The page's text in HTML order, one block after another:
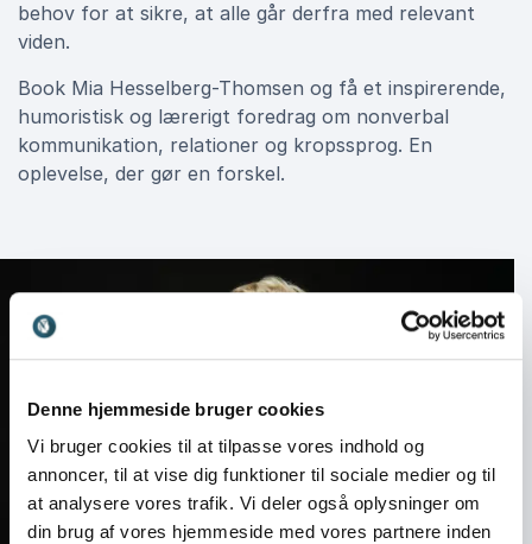
Denne hjemmeside bruger cookies
Vi bruger cookies til at tilpasse vores indhold og
annoncer, til at vise dig funktioner til sociale medier og til
at analysere vores trafik. Vi deler også oplysninger om
din brug af vores hjemmeside med vores partnere inden
behov for at sikre, at alle går derfra med relevant
viden.
Book Mia Hesselberg-Thomsen og få et inspirerende,
humoristisk og lærerigt foredrag om nonverbal
kommunikation, relationer og kropssprog. En
oplevelse, der gør en forskel.